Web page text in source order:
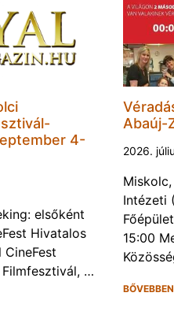
4-
elsőként
Hivatalos
…
Abaúj-
2026.
Intézeti
15:00